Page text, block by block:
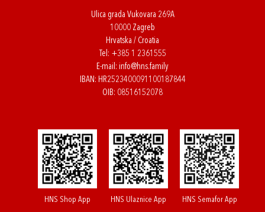
Ulica grada Vukovara 269A
10000 Zagreb
Hrvatska / Croatia
Tel: +385 1 2361555
E-mail: info@hns.family
IBAN: HR2523400091100187844
OIB: 08516152078
HNS Shop App HNS Ulaznice App HNS Semafor App